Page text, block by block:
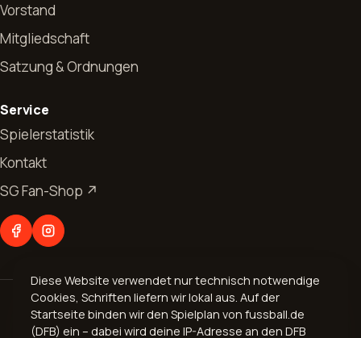
Vorstand
Mitgliedschaft
Satzung & Ordnungen
Service
Spielerstatistik
Kontakt
SG Fan-Shop ↗
© 2026 Spvgg. 1899 Bogel e.V.
Impressum·Datenschutz
News
Allgemeines
Jugendfussball
Seniorenfussball
Verein
Chronik
Mitgliedschaft
Geschäftsverteilungsplan
Abteilungen
Fußball
Aerobic
Volleyball
Diese Website verwendet nur technisch notwendige
Cookies, Schriften liefern wir lokal aus. Auf der
Startseite binden wir den Spielplan von fussball.de
(DFB) ein – dabei wird deine IP-Adresse an den DFB